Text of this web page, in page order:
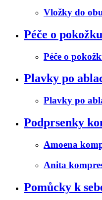
Vložky do
Péče o pokožku
Péče o
Plavky po
Plavky po
Podprsenky
Amoena
Anita
Pomůcky k